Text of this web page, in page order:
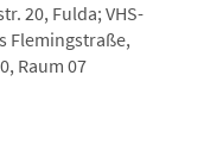
20, Fulda; VHS-
Flemingstraße,
Raum 07